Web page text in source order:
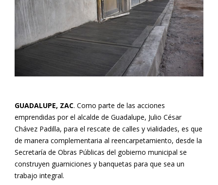
GUADALUPE, ZAC. Como parte de las acciones
emprendidas por el alcalde de Guadalupe, Julio César
Chávez Padilla, para el rescate de calles y vialidades, es que
de manera complementaria al reencarpetamiento, desde la
Secretaría de Obras Públicas del gobierno municipal se
construyen guarniciones y banquetas para que sea un
trabajo integral.